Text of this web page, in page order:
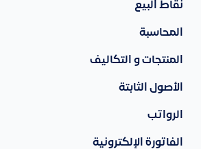
نقاط البيع
المحاسبة
المنتجات و التكاليف
الأصول الثابتة
الرواتب
الفاتورة الإلكترونية